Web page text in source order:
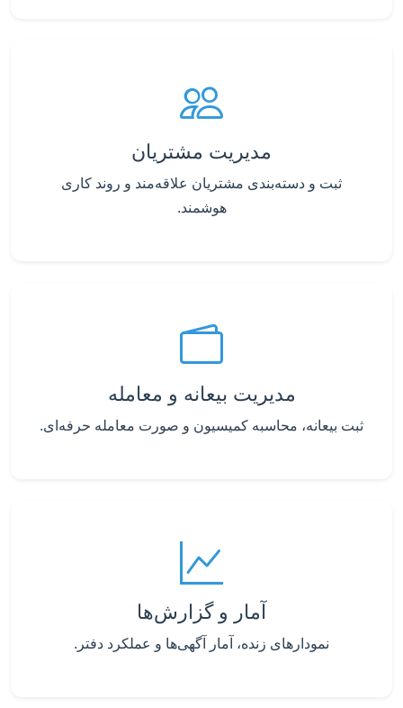
مدیریت مشتریان
ثبت و دسته‌بندی مشتریان علاقه‌مند و روند کاری
هوشمند.
مدیریت بیعانه و معامله
ثبت بیعانه، محاسبه کمیسیون و صورت معامله حرفه‌ای.
آمار و گزارش‌ها
نمودارهای زنده، آمار آگهی‌ها و عملکرد دفتر.